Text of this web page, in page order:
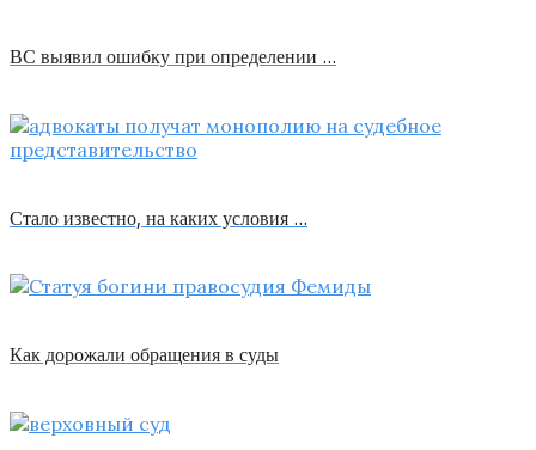
ВС выявил ошибку при определении …
Стало известно, на каких условия …
Как дорожали обращения в суды